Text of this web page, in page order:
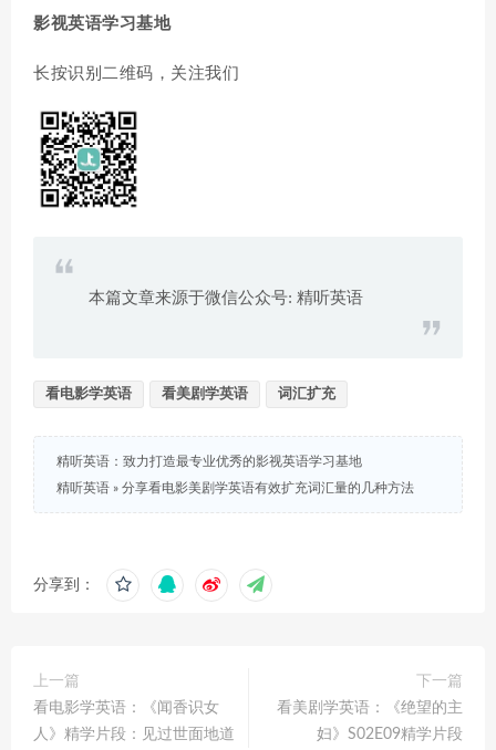
影视英语学习基地
长按识别二维码，关注我们
本篇文章来源于微信公众号: 精听英语
看电影学英语 看美剧学英语 词汇扩充
精听英语：致力打造最专业优秀的影视英语学习基地
精听英语 » 分享看电影美剧学英语有效扩充词汇量的几种方法
分享到：
上一篇
看电影学英语：《闻香识女
人》精学片段：见过世面地道
下一篇
看美剧学英语：《绝望的主
妇》S02E09精学片段